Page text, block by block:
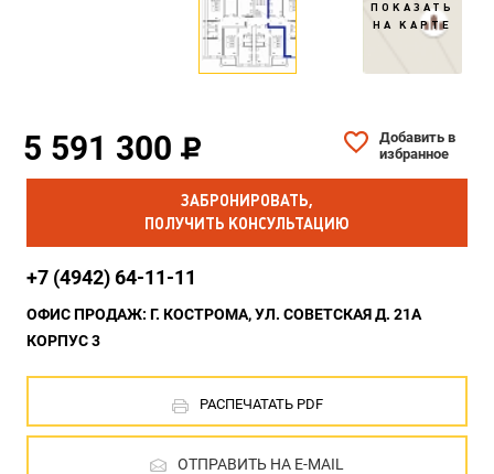
ПОКАЗАТЬ
НА КАРТЕ
5 591 300
Добавить в
избранное
ЗАБРОНИРОВАТЬ,
ПОЛУЧИТЬ КОНСУЛЬТАЦИЮ
+7 (4942) 64-11-11
ОФИС ПРОДАЖ: Г. КОСТРОМА, УЛ. СОВЕТСКАЯ Д. 21А
КОРПУС 3
РАСПЕЧАТАТЬ PDF
ОТПРАВИТЬ НА E-MAIL